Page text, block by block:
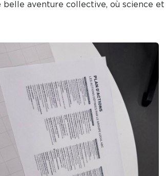
belle aventure collective, où science